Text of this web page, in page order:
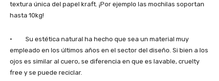
textura única del papel kraft. ¡Por ejemplo las mochilas soportan
hasta 10kg!
· Su estética natural ha hecho que sea un material muy
empleado en los últimos años en el sector del diseño. Si bien a los
ojos es similar al cuero, se diferencia en que es lavable, cruelty
free y se puede reciclar.